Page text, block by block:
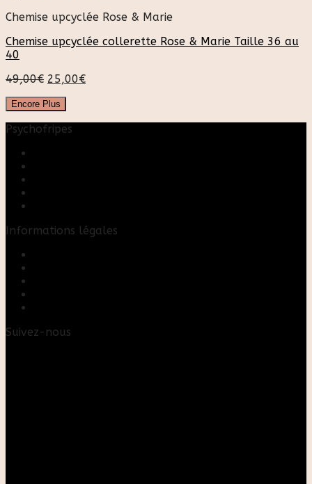
Chemise upcyclée Rose & Marie
Chemise upcyclée collerette Rose & Marie Taille 36 au
40
49,00€ 25,00€
Encore Plus
Psychofripes
Informations légales
Suivez-nous